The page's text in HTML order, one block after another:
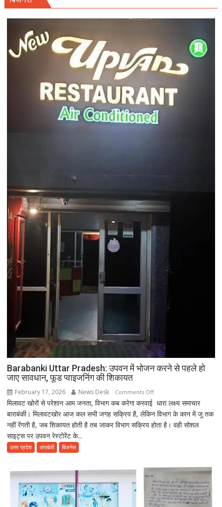
Barabanki Uttar Pradesh: उपवन में भोजन करने से पहले हो
जाए सावधान, फूड प्वाइजनिंग की शिकायत
February 17, 2026 News Desk Comments Offon
Barabanki
Uttar
Pradesh:
करने
से
पहले
हो
मिलावट खोरों से परेशान आम जनता, विभाग कब करेगा करवाई धारा लक्ष्य समाचार
बाराबंकी। मिलावटखोर आज कल सभी जगह सक्रिय है, लेकिन विभाग के कान में जू तक
नहीं रेंगती है, जब शिकायत होती है तब जाकर विभाग सक्रिय होता है। वही सोशल
साइट्स पर उपवन रेस्टोरेंट के...
उत्तर प्रदेश बाराबंकी बिजनेस